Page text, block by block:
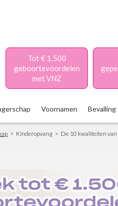
Tot € 1.500
geboortevoordelen
met VNZ
Voornamen Bevalling
Kinderopvang De 10 kwaliteiten